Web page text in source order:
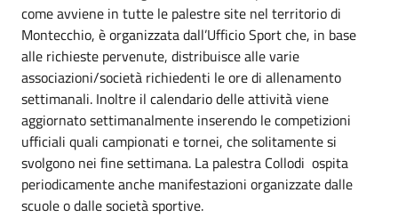
come avviene in tutte le palestre site nel territorio di
Montecchio, è organizzata dall’Ufficio Sport che, in base
alle richieste pervenute, distribuisce alle varie
associazioni/società richiedenti le ore di allenamento
settimanali. Inoltre il calendario delle attività viene
aggiornato settimanalmente inserendo le competizioni
ufficiali quali campionati e tornei, che solitamente si
svolgono nei fine settimana. La palestra Collodi ospita
periodicamente anche manifestazioni organizzate dalle
scuole o dalle società sportive.